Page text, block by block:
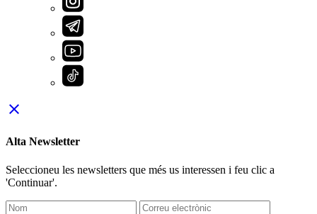
close
Alta Newsletter
Seleccioneu les newsletters que més us interessen i feu clic a
'Continuar'.